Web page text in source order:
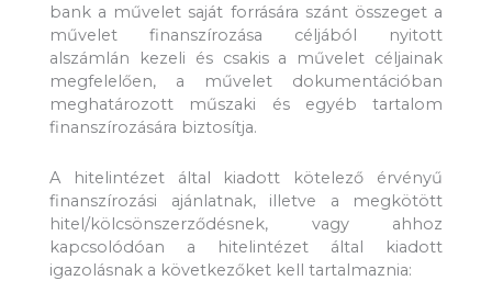
bank a művelet saját forrására szánt összeget a
művelet finanszírozása céljából nyitott
alszámlán kezeli és csakis a művelet céljainak
megfelelően, a művelet dokumentációban
meghatározott műszaki és egyéb tartalom
finanszírozására biztosítja.
A hitelintézet által kiadott kötelező érvényű
finanszírozási ajánlatnak, illetve a megkötött
hitel/kölcsönszerződésnek, vagy ahhoz
kapcsolódóan a hitelintézet által kiadott
igazolásnak a következőket kell tartalmaznia: